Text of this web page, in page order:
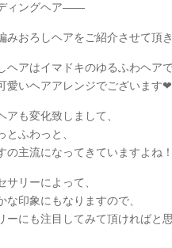
ィングヘア——
みおろしヘアをご紹介させて頂
ヘアはイマドキのゆるふわヘアで
愛いヘアアレンジでございます❤︎
アも変化致しまして、
とふわっと、
の主流になってきていますよね！
サリーによって、
な印象にもなりますので、
ーにも注目してみて頂ければと